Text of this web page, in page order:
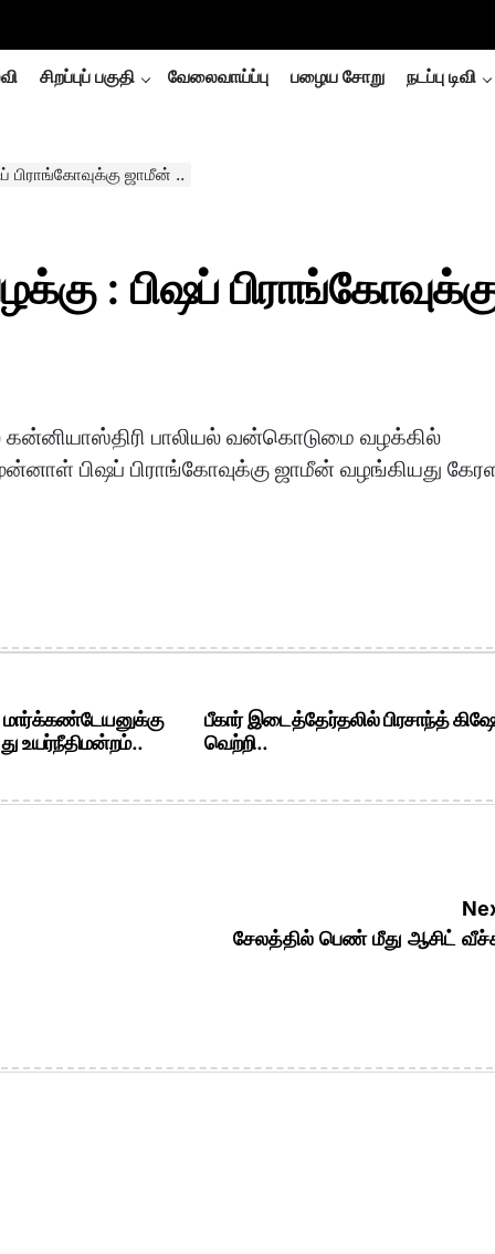
சிறப்புப் பகுதி வேலைவாய்ப்பு பழைய சோறு நடப்பு டிவி
பிராங்கோவுக்கு ஜாமீன் ..
: பிஷப்
கன்னியாஸ்திரி பாலியல் வன்கொடுமை வழக்கில்
பிஷப் பிராங்கோவுக்கு ஜாமீன் வழங்கியது
மார்க்கண்டேயனுக்கு
உயர்நீதிமன்றம்..
பீகார் இடைத்தேர்தலில் பிரசாந்த்
வெற்றி..
சேலத்தில் பெண் மீது ஆசிட்